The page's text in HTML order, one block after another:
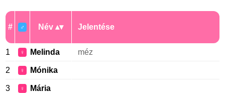
# ♂ Név Jelentése
1 ♀ Melinda méz
2 ♀ Mónika
3 ♀ Mária